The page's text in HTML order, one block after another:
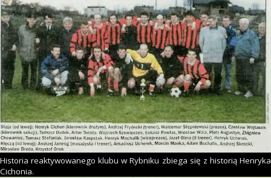
Historia reaktywowanego klubu w Rybniku zbiega się z historią Henryka
Cichonia.